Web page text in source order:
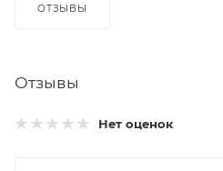
ОТЗЫВЫ
Отзывы
Нет оценок